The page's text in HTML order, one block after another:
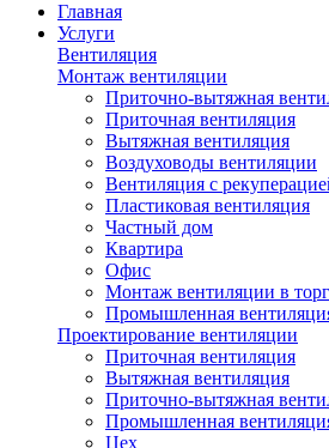
Главная
Услуги
Вентиляция
Монтаж вентиляции
Приточно-вытяжная
Приточная вентиляция
Вытяжная вентиляция
Воздуховоды вентиляции
Вентиляция с
Пластиковая вентиляция
Частный дом
Квартира
Офис
Монтаж вентиляции в
Промышленная
Проектирование вентиляции
Приточная вентиляция
Вытяжная вентиляция
Приточно-вытяжная
Промышленная
Цех